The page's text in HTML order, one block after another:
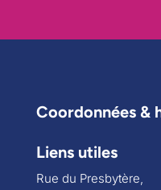
Coordonnées &
Liens utiles
Rue du Presbytère,